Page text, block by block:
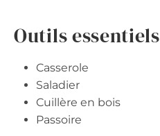
Outils essentiels
Casserole
Saladier
Cuillère en bois
Passoire